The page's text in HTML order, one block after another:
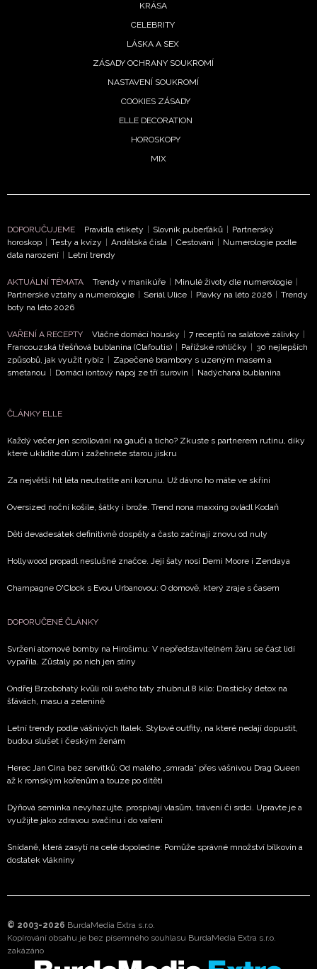
Přihlášením k newsletteru souhlasíte s
podmínkami společnosti BurdaMedia Extra s.r.o.
soukromí - BurdaMedia Extra s.r.o. bude s Vašimi údaji
pracovat zejména k organizaci a vyhodnocení akce a
našich partnerů? Pokud souhlasíte se zpracováním údajů k
zaškrtněte toto pole.
KRÁSA
CELEBRITY
LÁSKA A SEX
ZÁSADY OCHRANY SOUKROMÍ
NASTAVENÍ SOUKROMÍ
COOKIES ZÁSADY
ELLE DECORATION
HOROSKOPY
MIX
DOPORUČUJEME Pravidla etikety | Slovník puberťáků | Partnerský
horoskop | Testy a kvízy | Andělská čísla | Cestování | Numerologie podle
data narození | Letní trendy
AKTUÁLNÍ TÉMATA Trendy v manikúře | Minulé životy dle numerologie |
Partnerské vztahy a numerologie | Seriál Ulice | Plavky na léto 2026 | Trendy
boty na léto 2026
VAŘENÍ A RECEPTY Vláčné domácí housky | 7 receptů na salátové zálivky |
Francouzská třešňová bublanina (Clafoutis) | Pařížské rohlíčky | 30 nejlepších
způsobů, jak využít rybíz | Zapečené brambory s uzeným masem a
smetanou | Domácí iontový nápoj ze tří surovin | Nadýchaná bublanina
ČLÁNKY ELLE
Každý večer jen scrollování na gauči a ticho? Zkuste s partnerem rutinu, díky
které uklidíte dům i zažehnete starou jiskru
Za největší hit léta neutratíte ani korunu. Už dávno ho máte ve skříni
Oversized noční košile, šátky i brože. Trend nona maxxing ovládl Kodaň
Děti devadesátek definitivně dospěly a často začínají znovu od nuly
Hollywood propadl neslušné značce. Její šaty nosí Demi Moore i Zendaya
Champagne O'Clock s Evou Urbanovou: O domově, který zraje s časem
DOPORUČENÉ ČLÁNKY
Svržení atomové bomby na Hirošimu: V nepředstavitelném žáru se část lidí
vypařila. Zůstaly po nich jen stíny
Ondřej Brzobohatý kvůli roli svého táty zhubnul 8 kilo: Drastický detox na
šťávách, masu a zelenině
Letní trendy podle vášnivých Italek. Stylové outfity, na které nedají dopustit,
budou slušet i českým ženám
Herec Jan Cina bez servítků: Od malého „smrada” přes vášnivou Drag Queen
až k romským kořenům a touze po dítěti
Dýňová semínka nevyhazujte, prospívají vlasům, trávení či srdci. Upravte je a
využijte jako zdravou svačinu i do vaření
Snídaně, která zasytí na celé dopoledne: Pomůže správné množství bílkovin a
dostatek vlákniny
© 2003-2026 BurdaMedia Extra s.r.o.
Kopírování obsahu je bez písemného souhlasu BurdaMedia Extra s.r.o.
zakázáno